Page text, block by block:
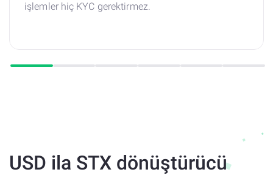
işlemler hiç KYC gerektirmez.
USD ila STX dönüştürücü